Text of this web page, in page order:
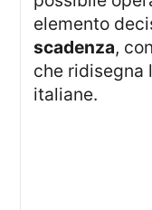
elemento
scadenza,
che ridisegna
italiane.